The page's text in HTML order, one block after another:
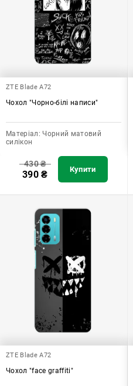
ZTE Blade A72
Чохол "Чорно-білі написи"
Матеріал: Чорний матовий
силікон
430₴
390₴ Купити
ZTE Blade A72
Чохол "face graffiti"